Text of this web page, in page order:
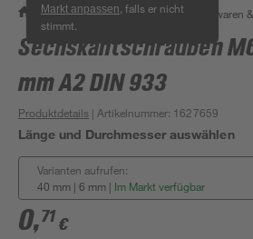
Markt anpassen , falls er nicht
stimmt.
/ Werkstatt & Maschinen / Eisenwaren
Sechskantschrauben
mm A2 DIN 933
Produktdetails | Artikelnummer: 1627659
Länge und Durchmesser auswählen
Varianten aufrufen:
40 mm | 6 mm | Im Markt verfügbar
0,71 €